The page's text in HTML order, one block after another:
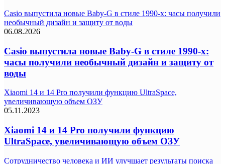
Casio выпустила новые Baby-G в стиле 1990-х: часы получили
необычный дизайн и защиту от воды
06.08.2026
Casio выпустила новые Baby-G в стиле 1990-х:
часы получили необычный дизайн и защиту от
воды
Xiaomi 14 и 14 Pro получили функцию UltraSpace,
увеличивающую объем ОЗУ
05.11.2023
Xiaomi 14 и 14 Pro получили функцию
UltraSpace, увеличивающую объем ОЗУ
Cотрудничество человека и ИИ улучшает результаты поиска